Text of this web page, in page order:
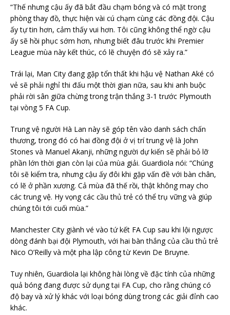
“Thế nhưng cậu ấy đã bắt đầu chạm bóng và có mặt trong
phòng thay đồ, thực hiện vài cú chạm cùng các đồng đội. Cậu
ấy tự tin hơn, cảm thấy vui hơn. Tôi cũng không thể ngờ cậu
ấy sẽ hồi phục sớm hơn, nhưng biết đâu trước khi Premier
League mùa này kết thúc, có lẽ chuyện đó sẽ xảy ra.”
Trái lại, Man City đang gặp tổn thất khi hậu vệ Nathan Aké có
vẻ sẽ phải nghỉ thi đấu một thời gian nữa, sau khi anh buộc
phải rời sân giữa chừng trong trận thắng 3-1 trước Plymouth
tại vòng 5 FA Cup.
Trung vệ người Hà Lan này sẽ góp tên vào danh sách chấn
thương, trong đó có hai đồng đội ở vị trí trung vệ là John
Stones và Manuel Akanji, những người dự kiến sẽ phải bỏ lỡ
phần lớn thời gian còn lại của mùa giải. Guardiola nói: “Chúng
tôi sẽ kiểm tra, nhưng cậu ấy đôi khi gặp vấn đề với bàn chân,
có lẽ ở phần xương. Cả mùa đã thế rồi, thật không may cho
các trung vệ. Hy vọng các cầu thủ trẻ có thể trụ vững và giúp
chúng tôi tới cuối mùa.”
Manchester City giành vé vào tứ kết FA Cup sau khi lội ngược
dòng đánh bại đội Plymouth, với hai bàn thắng của cầu thủ trẻ
Nico O’Reilly và một pha lập công từ Kevin De Bruyne.
Tuy nhiên, Guardiola lại không hài lòng về đặc tính của những
quả bóng đang được sử dụng tại FA Cup, cho rằng chúng có
độ bay và xử lý khác với loại bóng dùng trong các giải đỉnh cao
khác.